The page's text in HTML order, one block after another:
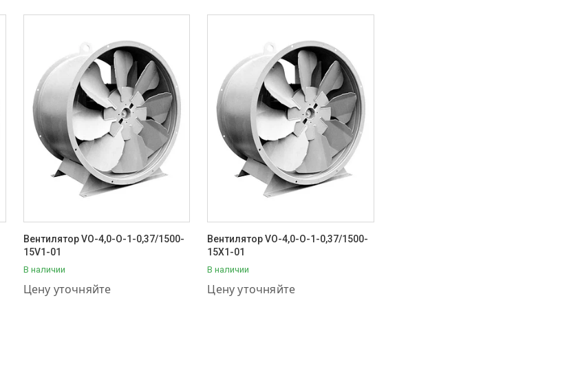
Вентилятор VO-4,0-О-1-0,37/1500-
15V1-01
В наличии
Цену уточняйте
+7 (707) 111-57-56
Вентилятор VO-4,0-О-1-0,37/1500-
15X1-01
В наличии
Цену уточняйте
+7 (707) 111-57-56